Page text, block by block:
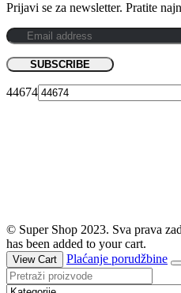
Prijavi se za newsletter. Pratite
44674
© Super Shop 2023. Sva prava
has been added to your cart.
View Cart Plaćanje porudžbine